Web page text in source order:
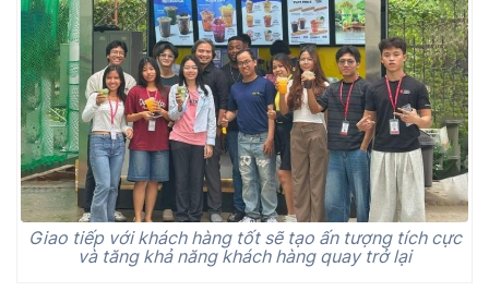
Giao tiếp với khách hàng tốt sẽ tạo ấn tượng tích cực
và tăng khả năng khách hàng quay trở lại